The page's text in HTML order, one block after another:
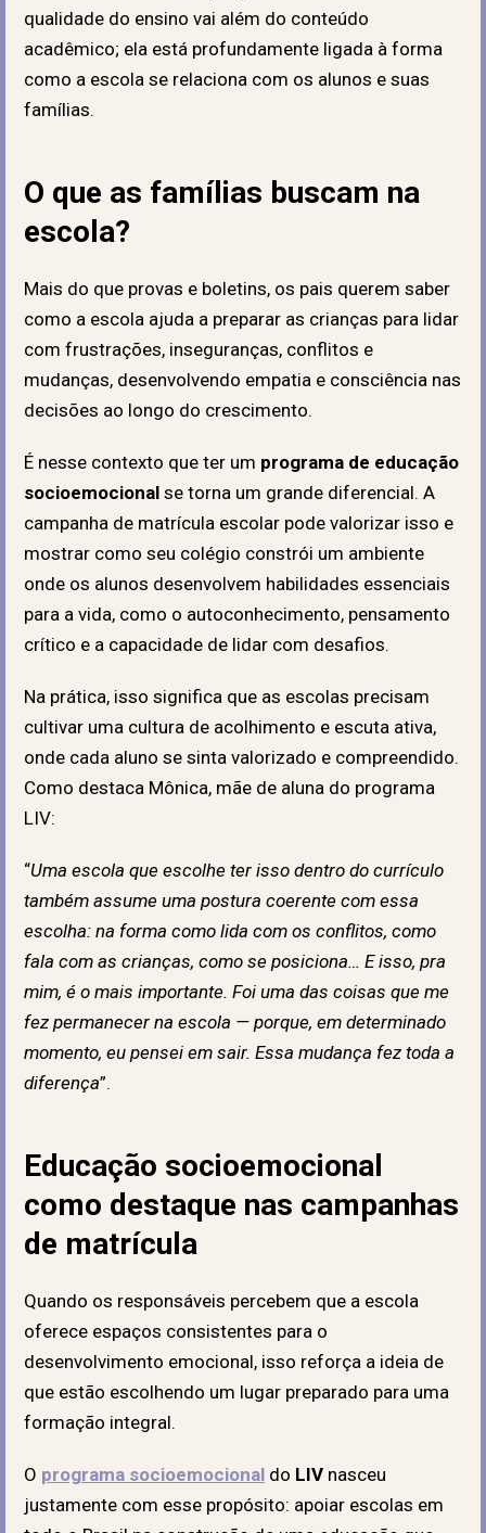
qualidade do ensino vai além do conteúdo
acadêmico; ela está profundamente ligada à forma
como a escola se relaciona com os alunos e suas
famílias.
O que as famílias buscam na
escola?
Mais do que provas e boletins, os pais querem saber
como a escola ajuda a preparar as crianças para lidar
com frustrações, inseguranças, conflitos e
mudanças, desenvolvendo empatia e consciência nas
decisões ao longo do crescimento.
É nesse contexto que ter um programa de educação
socioemocional se torna um grande diferencial. A
campanha de matrícula escolar pode valorizar isso e
mostrar como seu colégio constrói um ambiente
onde os alunos desenvolvem habilidades essenciais
para a vida, como o autoconhecimento, pensamento
crítico e a capacidade de lidar com desafios.
Na prática, isso significa que as escolas precisam
cultivar uma cultura de acolhimento e escuta ativa,
onde cada aluno se sinta valorizado e compreendido.
Como destaca Mônica, mãe de aluna do programa
LIV:
“Uma escola que escolhe ter isso dentro do currículo
também assume uma postura coerente com essa
escolha: na forma como lida com os conflitos, como
fala com as crianças, como se posiciona… E isso, pra
mim, é o mais importante. Foi uma das coisas que me
fez permanecer na escola — porque, em determinado
momento, eu pensei em sair. Essa mudança fez toda a
diferença”.
Educação socioemocional
como destaque nas campanhas
de matrícula
Quando os responsáveis percebem que a escola
oferece espaços consistentes para o
desenvolvimento emocional, isso reforça a ideia de
que estão escolhendo um lugar preparado para uma
formação integral.
O programa socioemocional do LIV nasceu
justamente com esse propósito: apoiar escolas em